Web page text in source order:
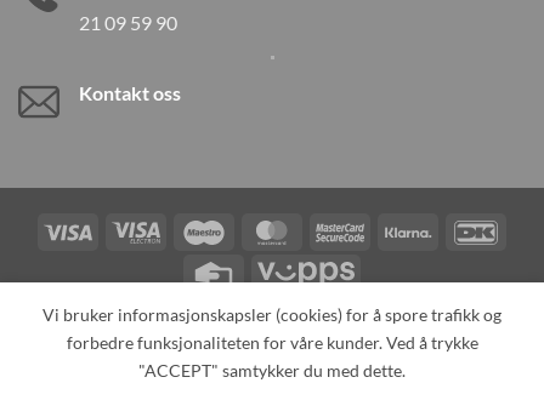
21 09 59 90
Kontakt oss
Visa
Visa
Electron
Maestro MasterCardMasterCardKlarna
Credit
Vipps
TILBAKEKALLINGER KONTAKT OSS
OM OSS
SPESIALBESTILLING
MIN KONTO ALL PRODUCTS
Vi bruker informasjonskapsler (cookies) for å spore trafikk og
forbedre funksjonaliteten for våre kunder. Ved å trykke
"ACCEPT" samtykker du med dette.